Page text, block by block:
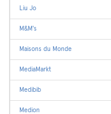
Liu Jo
M&M's
Maisons du Monde
MediaMarkt
Medibib
Medion